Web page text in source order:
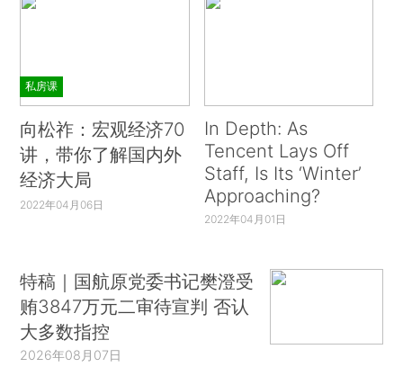
私房课
向松祚：宏观经济70
讲，带你了解国内外
经济大局
2022年04月06日
In Depth: As
Tencent Lays Off
Staff, Is Its ‘Winter’
Approaching?
2022年04月01日
特稿｜国航原党委书记樊澄受
贿3847万元二审待宣判 否认
大多数指控
2026年08月07日